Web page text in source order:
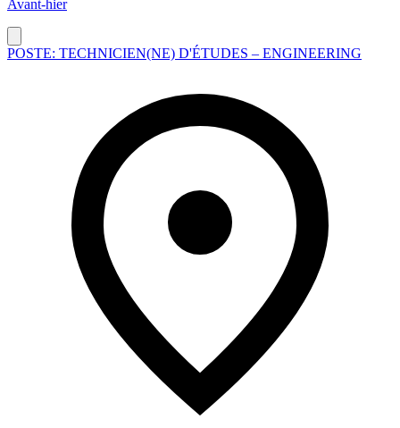
Avant-hier
POSTE: TECHNICIEN(NE) D'ÉTUDES – ENGINEERING